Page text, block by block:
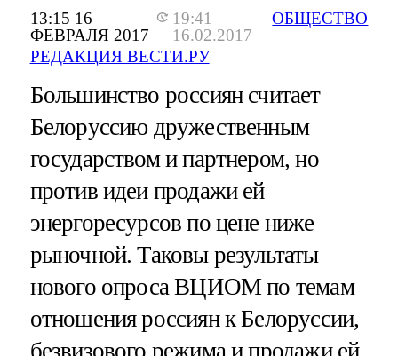
13:15 16
ФЕВРАЛЯ 2017
19:41
16.02.2017
РЕДАКЦИЯ ВЕСТИ.РУ
ОБЩЕСТВО
Большинство россиян считает
Белоруссию дружественным
государством и партнером, но
против идеи продажи ей
энергоресурсов по цене ниже
рыночной. Таковы результаты
нового опроса ВЦИОМ по темам
отношения россиян к Белоруссии,